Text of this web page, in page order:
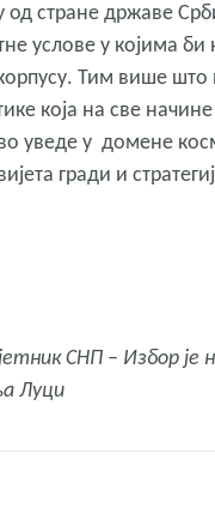
стране државе
услове у којима
Тим више што
која на све
уведе у домене
гради и
СНП – Избор је
Луци